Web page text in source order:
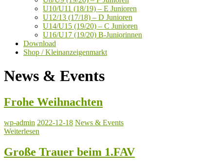
U10/U11 (18/19) – E Junioren
U12/13 (17/18) – D Junioren
U14/U15 (19/20) – C Junioren
U16/U17 (19/20) B-Juniorinnen
Download
Shop / Kleinanzeigenmarkt
News & Events
Frohe Weihnachten
wp-admin 2022-12-18 News & Events
Weiterlesen
Große Trauer beim 1.FAV